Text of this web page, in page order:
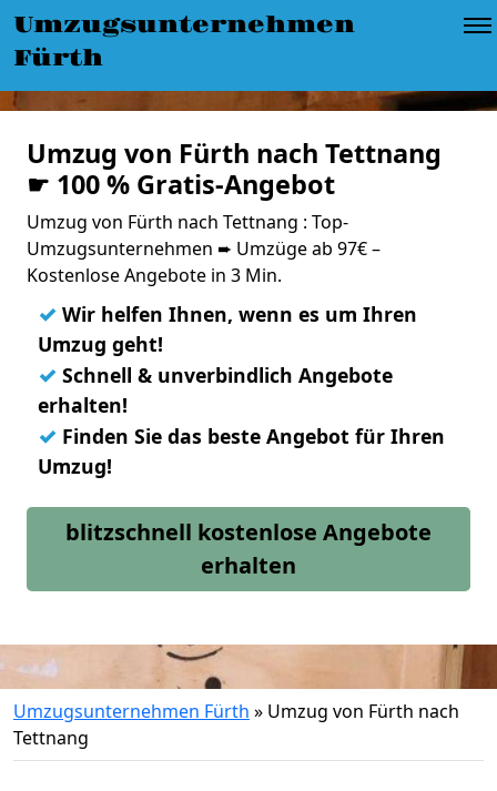
Umzugsunternehmen
Fürth
Umzug von Fürth nach Tettnang
☛ 100 % Gratis-Angebot
Umzug von Fürth nach Tettnang : Top-
Umzugsunternehmen ➨ Umzüge ab 97€ –
Kostenlose Angebote in 3 Min.
✓ Wir helfen Ihnen, wenn es um Ihren
Umzug geht!
✓ Schnell & unverbindlich Angebote
erhalten!
✓ Finden Sie das beste Angebot für Ihren
Umzug!
blitzschnell kostenlose Angebote
erhalten
Umzugsunternehmen Fürth » Umzug von Fürth nach
Tettnang